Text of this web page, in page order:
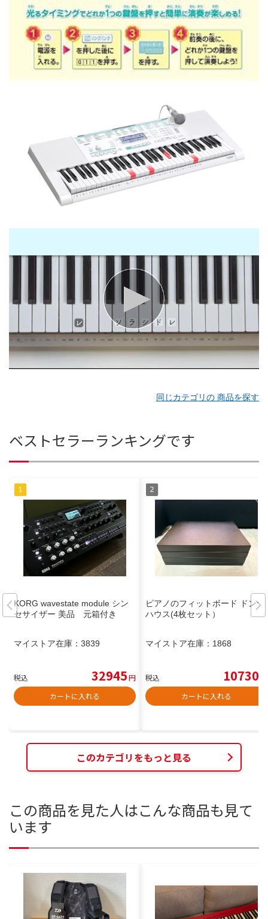
同じカテゴリの 商品を探す
ベストセラーランキングです
KORG wavestate module シン
セサイザー 美品 元箱付き
マイストア在庫： 3839
税込 32945円
カートに入れる
ピアノのフィットボード ドンナ
ハウス(4枚セット）
マイストア在庫： 1868
税込 10730
カートに入れる
このカテゴリをもっと見る
この商品を見た人はこんな商品も見て
います